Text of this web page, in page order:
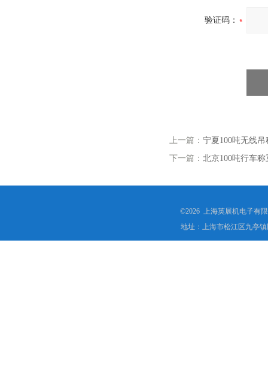
验证码：
上一篇： 宁夏100吨无线
下一篇： 北京100吨行车
©2026 上海英展机电子有
地址：上海市松江区九亭镇